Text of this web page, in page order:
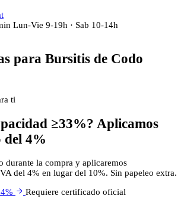
Lun-Vie 9-19h · Sab 10-14h
para Bursitis de Codo
ti
≥33%? Aplicamos
del 4%
durante la compra y aplicaremos
del 4% en lugar del 10%. Sin papeleo extra.
Requiere certificado oficial